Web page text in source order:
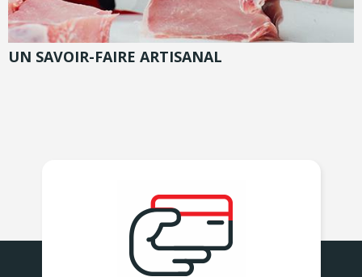
UN SAVOIR-FAIRE ARTISANAL